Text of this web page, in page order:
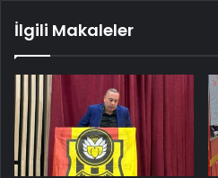
İlgili Makaleler